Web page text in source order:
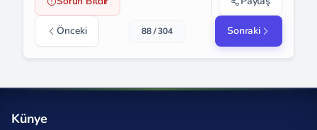
Önceki 88 / 304 Sonraki
Künye